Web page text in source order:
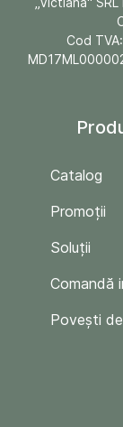
Cod
Catalog
Promoții
Soluții
Comandă
Povești